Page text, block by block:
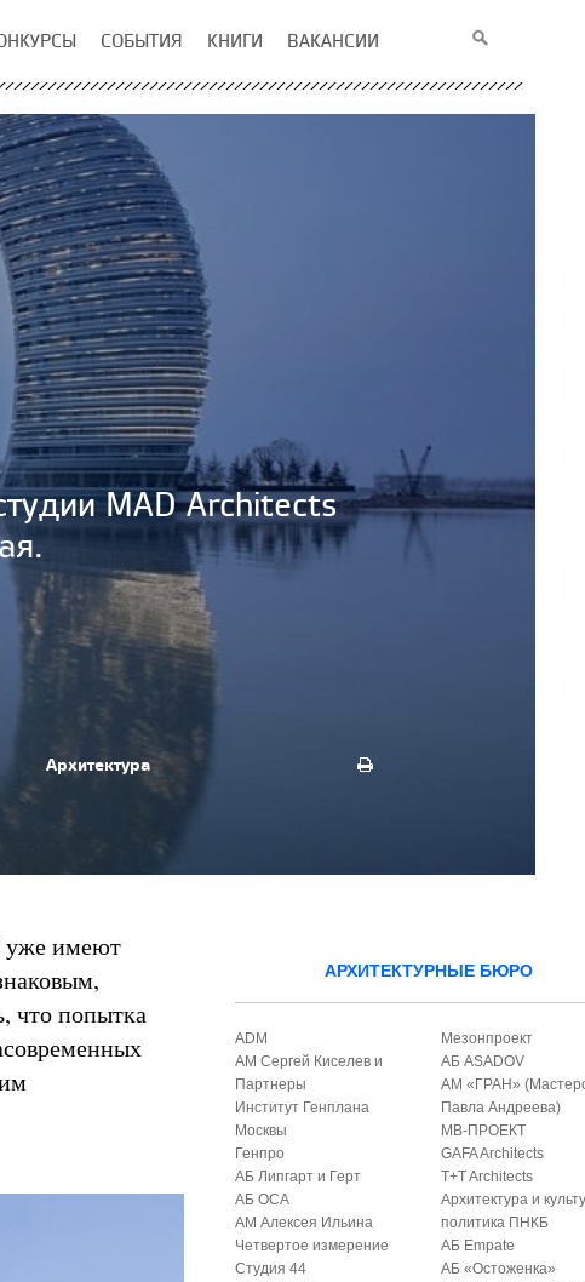
СОБЫТИЯ КНИГИ ВАКАНСИИ
MAD Architects
Архитектура
уже имеют
что попытка
АРХИТЕКТУРНЫЕ БЮРО
ADM
АМ Сергей Киселев и
Партнеры
Институт Генплана
Москвы
Генпро
АБ Липгарт и Герт
АБ ОСА
АМ Алексея Ильина
Четвертое измерение
Студия 44
Мезонпроект
АБ ASADOV
АМ «ГРАН»
Павла Андреева)
МВ-ПРОЕКТ
GAFA Architects
T+T Architects
Архитектура и
политика ПНКБ
АБ Empate
АБ «Остоженка»